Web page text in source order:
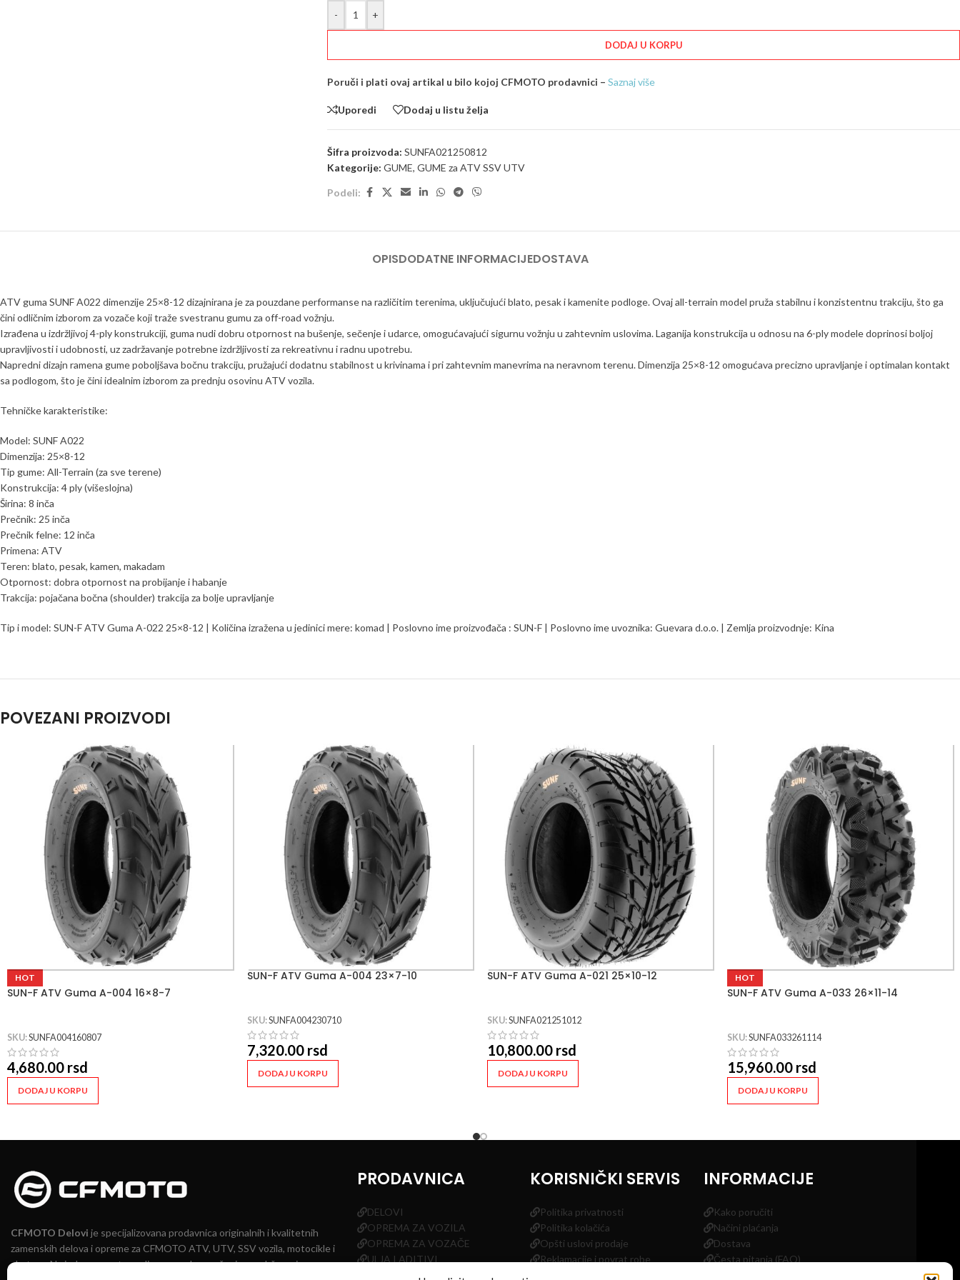
- +
DODAJ U KORPU
Poruči i plati ovaj artikal u bilo kojoj CFMOTO prodavnici – Saznaj više
Uporedi Dodaj u listu želja
Šifra proizvoda: SUNFA021250812
Kategorije: GUME, GUME za ATV SSV UTV
Podeli:
OPISDODATNE INFORMACIJEDOSTAVA
ATV guma SUNF A022 dimenzije 25×8-12 dizajnirana je za pouzdane performanse na različitim terenima, uključujući blato, pesak i kamenite podloge. Ovaj all-terrain model pruža stabilnu i konzistentnu trakciju, što ga
čini odličnim izborom za vozače koji traže svestranu gumu za off-road vožnju.
Izrađena u izdržljivoj 4-ply konstrukciji, guma nudi dobru otpornost na bušenje, sečenje i udarce, omogućavajući sigurnu vožnju u zahtevnim uslovima. Laganija konstrukcija u odnosu na 6-ply modele doprinosi boljoj
upravljivosti i udobnosti, uz zadržavanje potrebne izdržljivosti za rekreativnu i radnu upotrebu.
Napredni dizajn ramena gume poboljšava bočnu trakciju, pružajući dodatnu stabilnost u krivinama i pri zahtevnim manevrima na neravnom terenu. Dimenzija 25×8-12 omogućava precizno upravljanje i optimalan kontakt
sa podlogom, što je čini idealnim izborom za prednju osovinu ATV vozila.
Tehničke karakteristike:
Model: SUNF A022
Dimenzija: 25×8-12
Tip gume: All-Terrain (za sve terene)
Konstrukcija: 4 ply (višeslojna)
Širina: 8 inča
Prečnik: 25 inča
Prečnik felne: 12 inča
Primena: ATV
Teren: blato, pesak, kamen, makadam
Otpornost: dobra otpornost na probijanje i habanje
Trakcija: pojačana bočna (shoulder) trakcija za bolje upravljanje
Tip i model: SUN-F ATV Guma A-022 25×8-12 | Količina izražena u jedinici mere: komad | Poslovno ime proizvođača : SUN-F | Poslovno ime uvoznika: Guevara d.o.o. | Zemlja proizvodnje: Kina
POVEZANI PROIZVODI
HOT
SUN-F ATV Guma A-004 16×8-7
SKU:SUNFA004160807
4,680.00 rsd
DODAJ U KORPU
SUN-F ATV Guma A-004 23×7-10
SKU:SUNFA004230710
7,320.00 rsd
DODAJ U KORPU
SUN-F ATV Guma A-021 25×10-12
SKU:SUNFA021251012
10,800.00 rsd
DODAJ U KORPU
HOT
SUN-F ATV Guma A-033 26×11-14
SKU:SUNFA033261114
15,960.00 rsd
DODAJ U KORPU
CFMOTO Delovi je specijalizovana prodavnica originalnih i kvalitetnih
zamenskih delova i opreme za CFMOTO ATV, UTV, SSV vozila, motocikle i
skutere. Na jednom mestu nudimo pouzdana rešenja za održavanje,
PRODAVNICA
DELOVI
OPREMA ZA VOZILA
OPREMA ZA VOZAČE
ULJA I ADITIVI
KORISNIČKI SERVIS
Politika privatnosti
Politika kolačića
Opšti uslovi prodaje
Reklamacije i povrat robe
INFORMACIJE
Kako poručiti
Načini plaćanja
Dostava
Česta pitanja (FAQ)